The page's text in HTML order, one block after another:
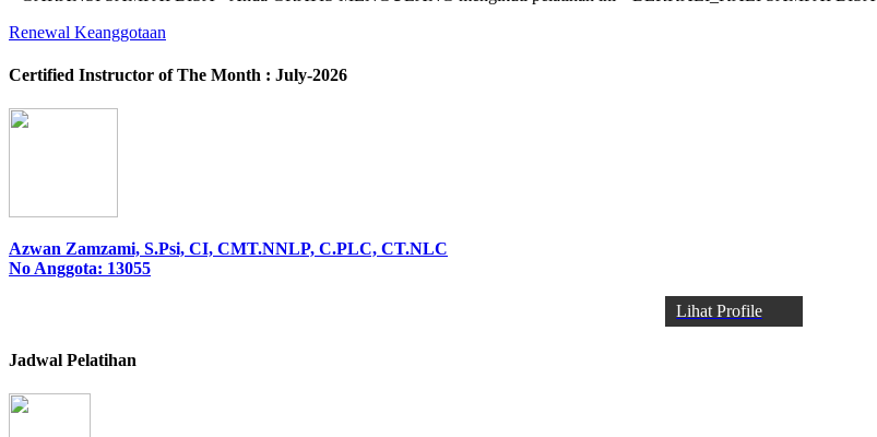
Renewal Keanggotaan
Certified Instructor of The Month : July-2026
Azwan Zamzami, S.Psi, CI, CMT.NNLP, C.PLC, CT.NLC
No Anggota: 13055
Lihat Profile
Jadwal Pelatihan